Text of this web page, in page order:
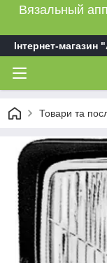
Вязальный
Інтернет-магазин
Товари та